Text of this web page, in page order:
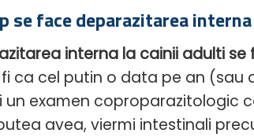
se face deparazitarea
interna la cainii adulti se
ca cel putin o data pe an
un examen coproparazitologic
avea, viermi intestinali